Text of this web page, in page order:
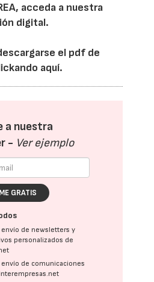
acceda a nuestra
digital.
el pdf de
aquí.
a nuestra
- Ver ejemplo
GRATIS
de newsletters y
personalizados de
de comunicaciones